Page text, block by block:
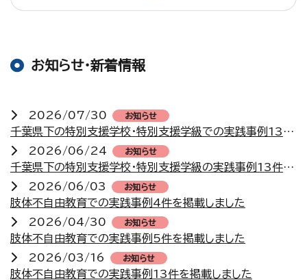
お知らせ・新着情報
2026/07/30 お知らせ
千葉県下の特別支援学校・特別支援学級での実践事例13件を掲載しました
2026/06/24
お知らせ
千葉県下の特別支援学校・特別支援学級の実践事例13件を掲載しました
2026/06/03
お知らせ
肢体不自由教育での実践事例4件を掲載しました
2026/04/30
お知らせ
肢体不自由教育での実践事例5件を掲載しました
2026/03/16
お知らせ
肢体不自由教育での実践事例13件を掲載しました